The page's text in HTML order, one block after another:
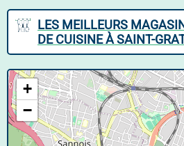
LES MEILLEURS
DE CUISINE À SAINT-
+
−